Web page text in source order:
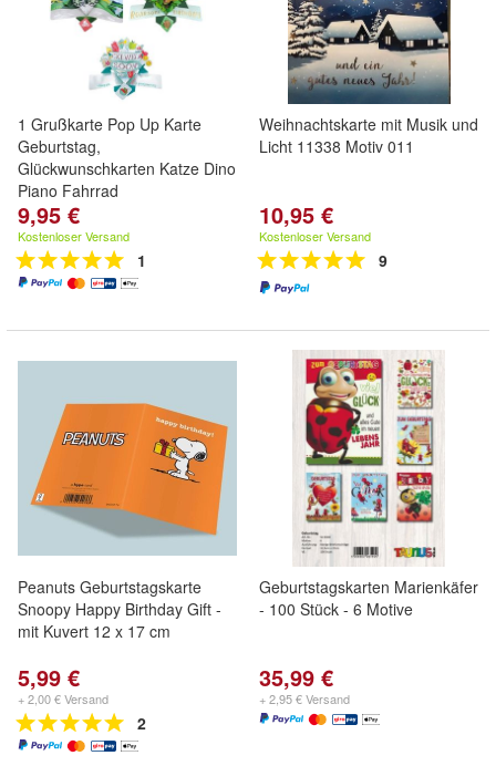
1 Grußkarte Pop Up Karte
Geburtstag,
Glückwunschkarten Katze Dino
Piano Fahrrad
9,95 €
Kostenloser Versand
1
Weihnachtskarte mit Musik und
Licht 11338 Motiv 011
10,95 €
Kostenloser Versand
9
Peanuts Geburtstagskarte
Snoopy Happy Birthday Gift -
mit Kuvert 12 x 17 cm
5,99 €
+ 2,00 € Versand
2
Geburtstagskarten Marienkäfer
- 100 Stück - 6 Motive
35,99 €
+ 2,95 € Versand